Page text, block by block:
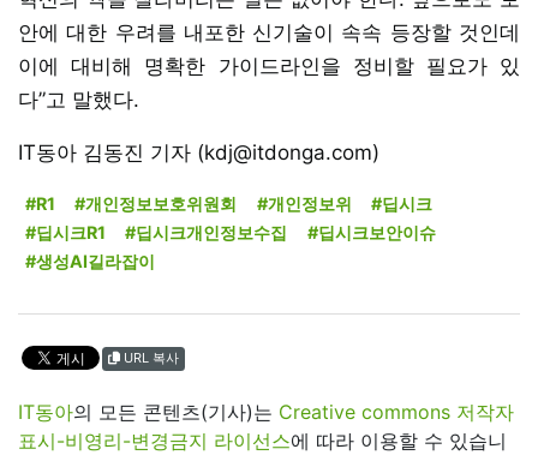
안에 대한 우려를 내포한 신기술이 속속 등장할 것인데
이에 대비해 명확한 가이드라인을 정비할 필요가 있
다”고 말했다.
IT동아 김동진 기자 (kdj@itdonga.com)
#R1 #개인정보보호위원회 #개인정보위
#딥시크
#딥시크R1
#딥시크개인정보수집
#딥시크보안이슈
#생성AI길라잡이
URL 복사
IT동아의 모든 콘텐츠(기사)는 Creative commons 저작자
표시-비영리-변경금지 라이선스에 따라 이용할 수 있습니